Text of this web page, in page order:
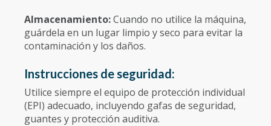
Almacenamiento:Cuando no utilice la máquina,
guárdela en un lugar limpio y seco para evitar la
contaminación y los daños.
Instrucciones de seguridad:
Utilice siempre el equipo de protección individual
(EPI) adecuado, incluyendo gafas de seguridad,
guantes y protección auditiva.